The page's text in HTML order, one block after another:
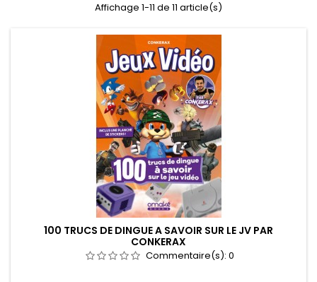
Affichage 1-11 de 11 article(s)
100 TRUCS DE DINGUE A SAVOIR SUR LE JV PAR
CONKERAX
Commentaire(s): 0